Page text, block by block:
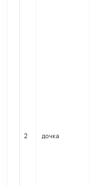
2 дочка